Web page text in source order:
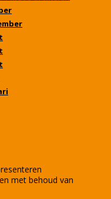
met behoud van